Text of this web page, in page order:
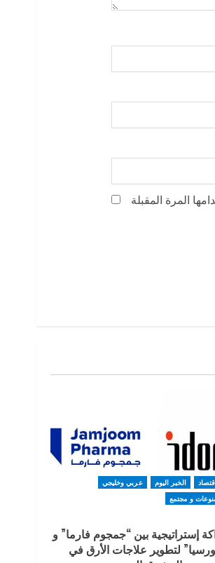
المرة المقبلة
الخبر اليوم
عربي وخليجي
و مجتمع
إستراتيجية بين “جمجوم فارما” و
لتطوير علاجات الأرق في